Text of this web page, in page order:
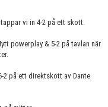
vi in 4-2 på ett skott.
powerplay & 5-2 på tavlan när
2 på ett direktskott av Dante